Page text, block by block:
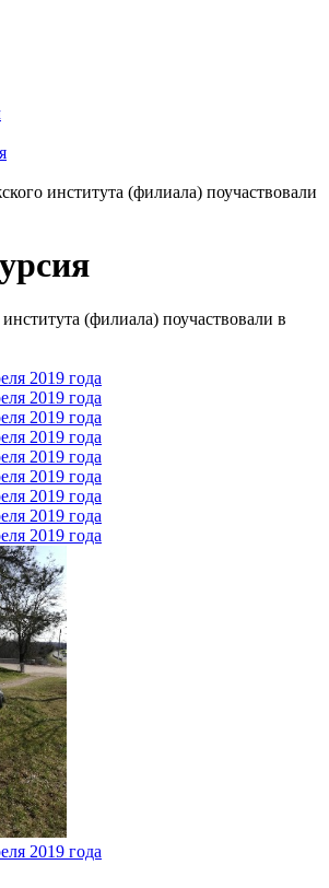
института (филиала) поучаствовали
(филиала) поучаствовали в